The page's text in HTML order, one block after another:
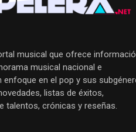
musical que ofrece
musical nacional e
enfoque en el pop y sus
listas de éxitos,
talentos, crónicas y reseñas.